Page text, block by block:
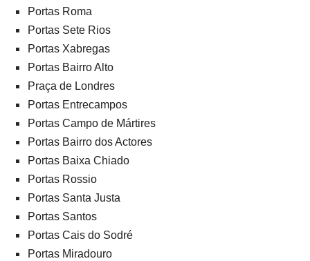
Portas Roma
Portas Sete Rios
Portas Xabregas
Portas Bairro Alto
Praça de Londres
Portas Entrecampos
Portas Campo de Mártires
Portas Bairro dos Actores
Portas Baixa Chiado
Portas Rossio
Portas Santa Justa
Portas Santos
Portas Cais do Sodré
Portas Miradouro